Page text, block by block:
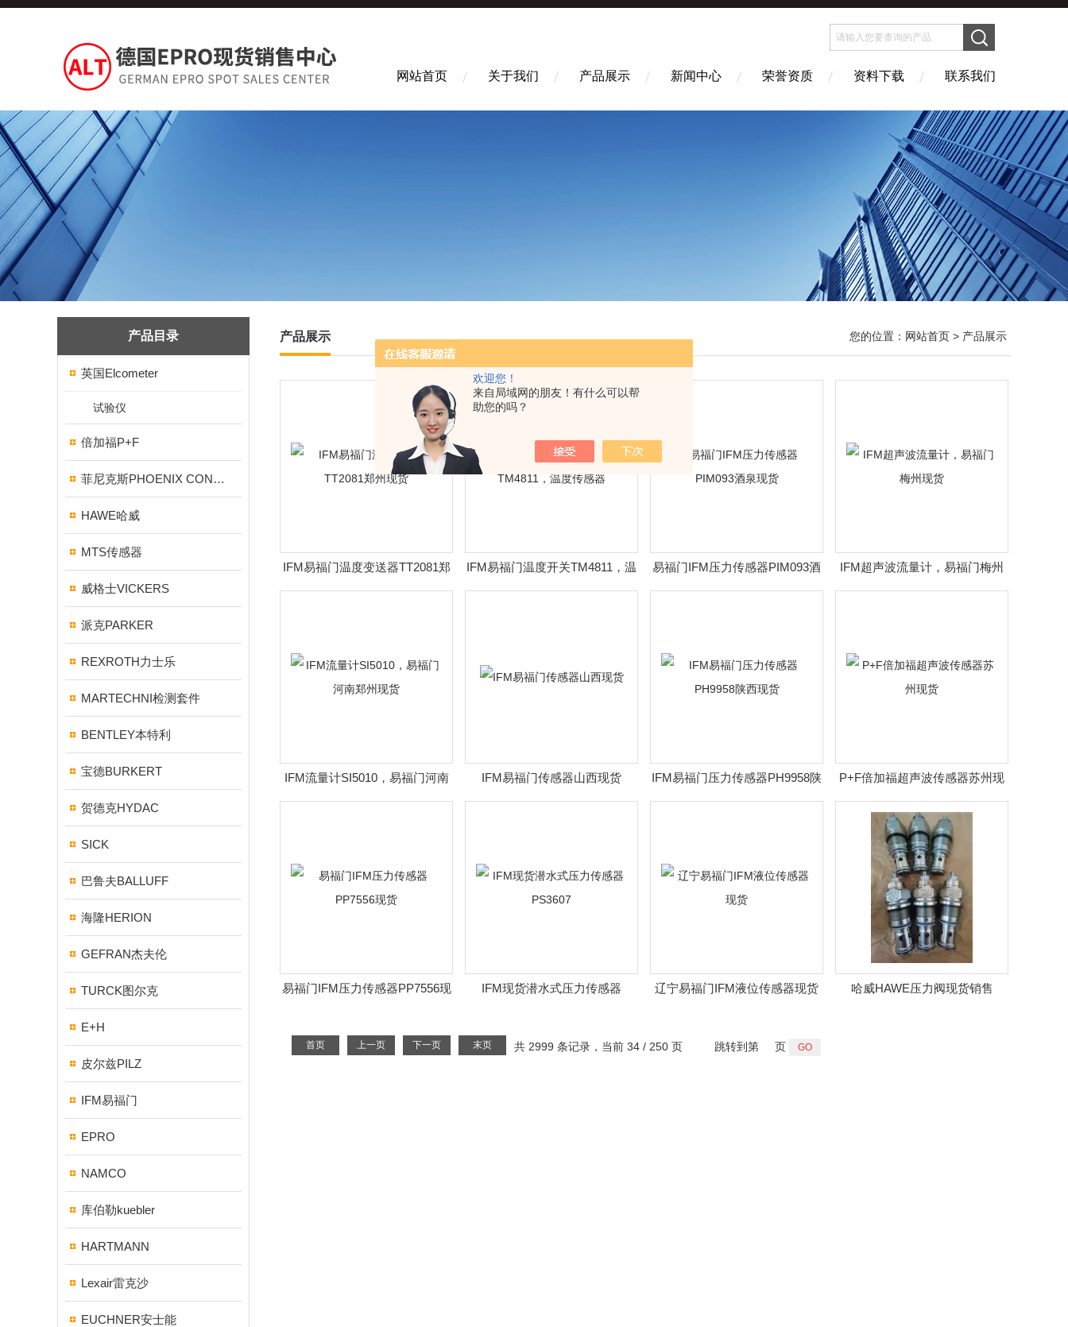
欢迎您！
来自局域网的朋友！有什么可以帮
助您的吗？
网站首页 关于我们 产品展示 新闻中心 荣誉资质 资料下载 联系我们
产品目录
英国Elcometer
试验仪
倍加福P+F
菲尼克斯PHOENIX CONTACT
HAWE哈威
MTS传感器
威格士VICKERS
派克PARKER
REXROTH力士乐
MARTECHNI检测套件
BENTLEY本特利
宝德BURKERT
贺德克HYDAC
SICK
巴鲁夫BALLUFF
海隆HERION
GEFRAN杰夫伦
TURCK图尔克
E+H
皮尔兹PILZ
IFM易福门
EPRO
NAMCO
库伯勒kuebler
HARTMANN
Lexair雷克沙
EUCHNER安士能
产品展示 您的位置： 网站首页 > 产品展示
IFM易福门温度变送器TT2081郑
州现货
IFM易福门温度开关TM4811，温
度传感器
易福门IFM压力传感器PIM093酒
泉现货
IFM超声波流量计，易福门梅州
现货
IFM流量计SI5010，易福门河南
郑州现货
IFM易福门传感器山西现货
IFM易福门压力传感器PH9958陕
西现货
P+F倍加福超声波传感器苏州现
货
易福门IFM压力传感器PP7556现
IFM现货潜水式压力传感器
辽宁易福门IFM液位传感器现货 哈威HAWE压力阀现货销售
共 2999 条记录，当前 34 / 250 页
首页 上一页 下一页 末页 跳转到第 页